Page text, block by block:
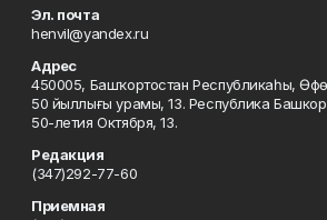
Эл. почта
henvil@yandex.ru
Адрес
450005, Башҡортостан Республикаһы,
50 йыллығы урамы, 13. Республика
50-летия Октября, 13.
Редакция
(347)292-77-60
Приемная